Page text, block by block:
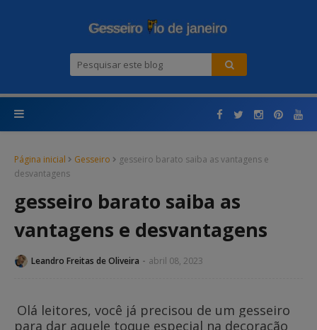
Página inicial Gesseiro
gesseiro barato saiba as vantagens e
desvantagens
gesseiro barato saiba as
vantagens e desvantagens
Leandro Freitas de Oliveira abril 08, 2023
Olá leitores, você já precisou de um gesseiro
para dar aquele toque especial na decoração